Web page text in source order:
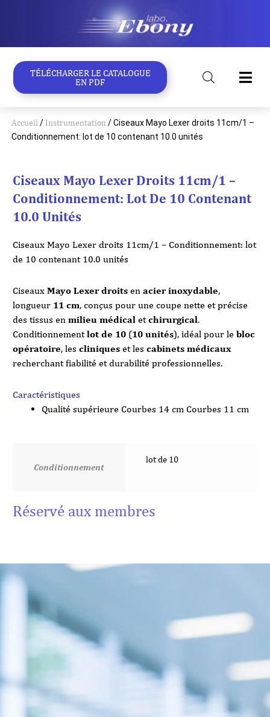
TÉLÉCHARGER LE CATALOGUE
EN PDF
Accueil / Instrumentation / Ciseaux Mayo Lexer droits 11cm/1 –
Conditionnement: lot de 10 contenant 10.0 unités
Ciseaux Mayo Lexer Droits 11cm/1 –
Conditionnement: Lot De 10 Contenant
10.0 Unités
Ciseaux Mayo Lexer droits 11cm/1 – Conditionnement: lot
de 10 contenant 10.0 unités
Ciseaux Mayo Lexer droits en acier inoxydable,
longueur 11 cm, conçus pour une coupe nette et précise
des tissus en milieu médical etchirurgical.
Conditionnementlot de 10 (10 unités), idéal pour le bloc
opératoire, les cliniques et les cabinets médicaux
recherchant fiabilité et durabilité professionnelles.
Caractéristiques
Qualité supérieure Courbes 14 cm Courbes 11 cm
Conditionnement
lot de 10
Réservé aux membres